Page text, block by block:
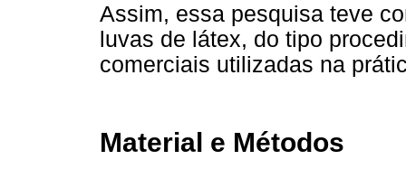
Assim, essa pesquisa teve
luvas de látex, do tipo
comerciais utilizadas na
Material e Métodos